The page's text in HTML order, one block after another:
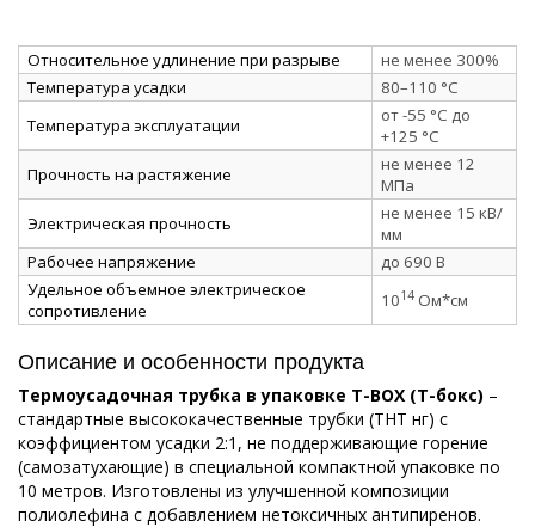
Относительное удлинение при разрыве
не менее 300%
Температура усадки
80–110 °C
Температура эксплуатации
от -55 °C до
+125 °C
Прочность на растяжение
не менее 12
МПа
Электрическая прочность
не менее 15 кВ/
мм
Рабочее напряжение
до 690 В
Удельное объемное электрическое
сопротивление
1014 Ом*см
Описание и особенности продукта
Термоусадочная трубка в упаковке Т-ВОХ (Т-бокс) –
стандартные высококачественные трубки (ТНТ нг) с
коэффициентом усадки 2:1, не поддерживающие горение
(самозатухающие) в специальной компактной упаковке по
10 метров. Изготовлены из улучшенной композиции
полиолефина с добавлением нетоксичных антипиренов.